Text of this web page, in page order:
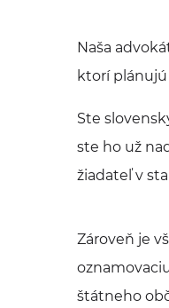
Naša
ktorí
Ste
ste ho už
žiadateľ v
Zároveň je
štátneho